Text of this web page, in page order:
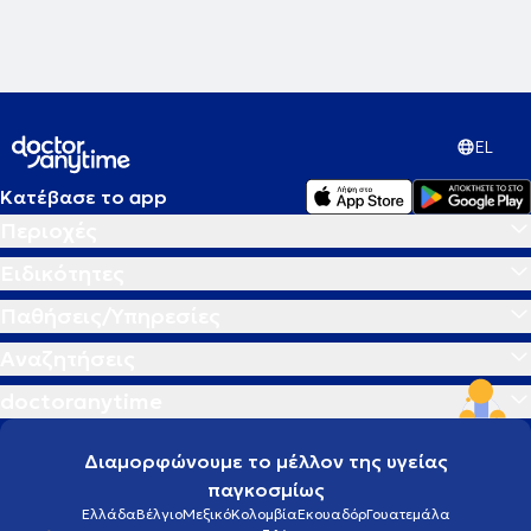
EL
Κατέβασε το app
Διαμορφώνουμε το μέλλον της υγείας
παγκοσμίως
ΕλλάδαΒέλγιοΜεξικόΚολομβίαΕκουαδόρΓουατεμάλα